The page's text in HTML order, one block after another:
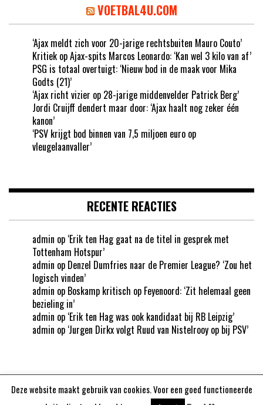
VOETBAL4U.COM
‘Ajax meldt zich voor 20-jarige rechtsbuiten Mauro Couto’
Kritiek op Ajax-spits Marcos Leonardo: ‘Kan wel 3 kilo van af’
PSG is totaal overtuigt: ‘Nieuw bod in de maak voor Mika
Godts (21)’
‘Ajax richt vizier op 28-jarige middenvelder Patrick Berg’
Jordi Cruijff dendert maar door: ‘Ajax haalt nog zeker één
kanon’
‘PSV krijgt bod binnen van 7,5 miljoen euro op
vleugelaanvaller’
RECENTE REACTIES
admin op ‘Erik ten Hag gaat na de titel in gesprek met
Tottenham Hotspur’
admin op Denzel Dumfries naar de Premier League? ‘Zou het
logisch vinden’
admin op Boskamp kritisch op Feyenoord: ‘Zit helemaal geen
bezieling in’
admin op ‘Erik ten Hag was ook kandidaat bij RB Leipzig’
admin op ‘Jurgen Dirkx volgt Ruud van Nistelrooy op bij PSV’
Deze website maakt gebruik van cookies. Voor een goed functioneerde